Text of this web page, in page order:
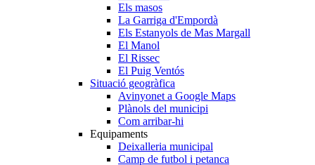
Els masos
La Garriga d'Empordà
Els Estanyols de Mas Margall
El Manol
El Rissec
El Puig Ventós
Situació geogràfica
Avinyonet a Google Maps
Plànols del municipi
Com arribar-hi
Equipaments
Deixalleria municipal
Camp de futbol i petanca